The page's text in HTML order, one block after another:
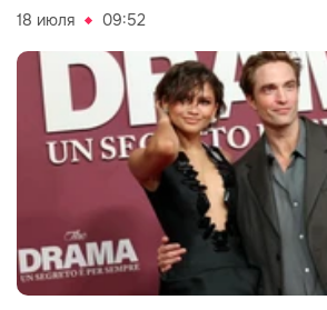
18 июля 09:52